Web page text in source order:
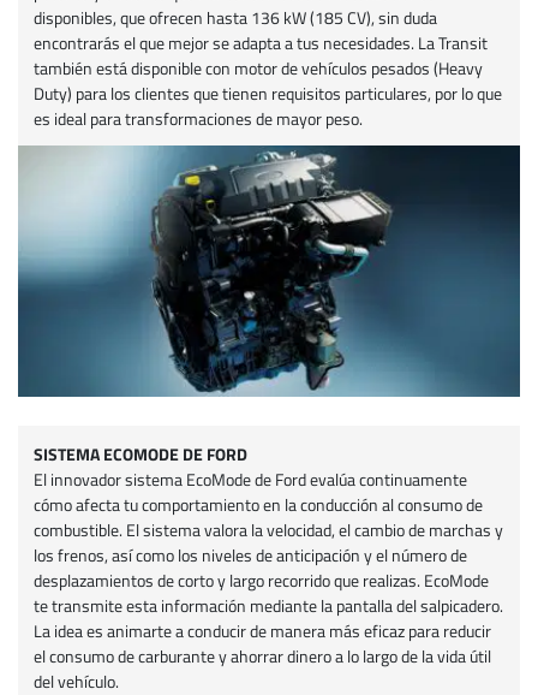
disponibles, que ofrecen hasta 136 kW (185 CV), sin duda
encontrarás el que mejor se adapta a tus necesidades. La Transit
también está disponible con motor de vehículos pesados (Heavy
Duty) para los clientes que tienen requisitos particulares, por lo que
es ideal para transformaciones de mayor peso.
SISTEMA ECOMODE DE FORD
El innovador sistema EcoMode de Ford evalúa continuamente
cómo afecta tu comportamiento en la conducción al consumo de
combustible. El sistema valora la velocidad, el cambio de marchas y
los frenos, así como los niveles de anticipación y el número de
desplazamientos de corto y largo recorrido que realizas. EcoMode
te transmite esta información mediante la pantalla del salpicadero.
La idea es animarte a conducir de manera más eficaz para reducir
el consumo de carburante y ahorrar dinero a lo largo de la vida útil
del vehículo.